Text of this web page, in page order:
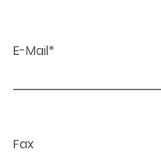
E-Mail*
Fax